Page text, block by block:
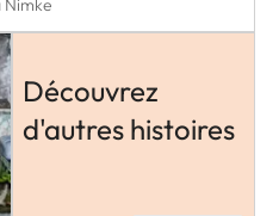
Découvrez
d'autres histoires